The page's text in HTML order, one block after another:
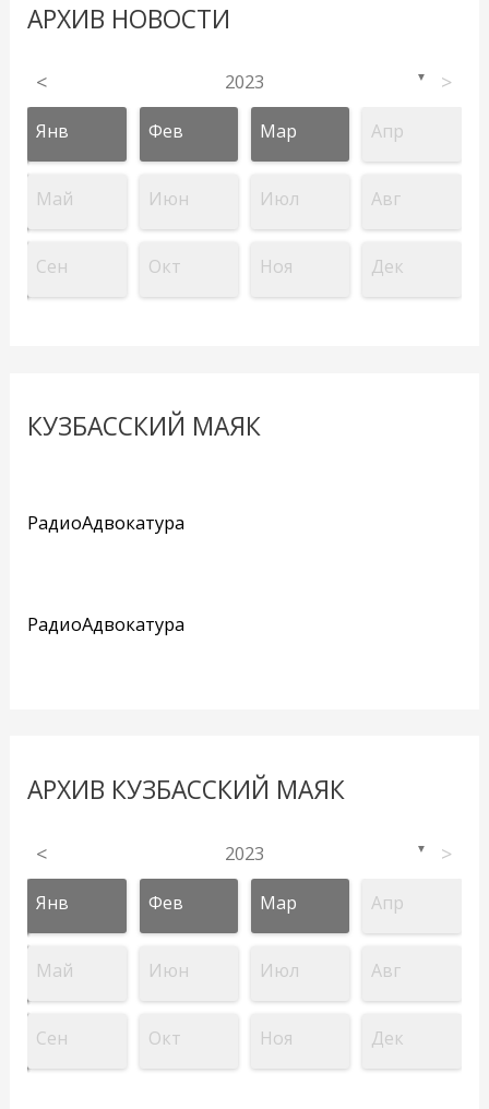
АРХИВ НОВОСТИ
< 2023 ▼ >
Янв Фев Мар Апр
Май Июн Июл Авг
Сен Окт Ноя Дек
КУЗБАССКИЙ МАЯК
РадиоАдвокатура
РадиоАдвокатура
АРХИВ КУЗБАССКИЙ МАЯК
< 2023 ▼ >
Янв Фев Мар Апр
Май Июн Июл Авг
Сен Окт Ноя Дек